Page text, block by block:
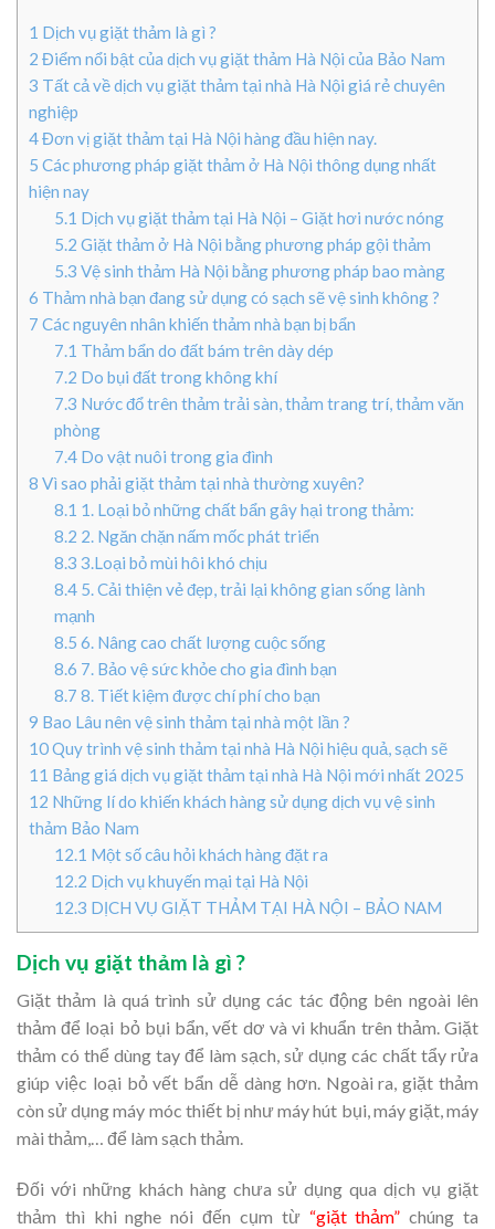
1 Dịch vụ giặt thảm là gì ?
2 Điểm nổi bật của dịch vụ giặt thảm Hà Nội của Bảo Nam
3 Tất cả về dịch vụ giặt thảm tại nhà Hà Nội giá rẻ chuyên
nghiệp
4Đơn vị giặt thảm tại Hà Nội hàng đầu hiện nay.
5 Các phương pháp giặt thảm ở Hà Nội thông dụng nhất
hiện nay
5.1 Dịch vụ giặt thảm tại Hà Nội – Giặt hơi nước nóng
5.2 Giặt thảm ở Hà Nội bằng phương pháp gội thảm
5.3 Vệ sinh thảm Hà Nội bằng phương pháp bao màng
6 Thảm nhà bạn đang sử dụng có sạch sẽ vệ sinh không ?
7 Các nguyên nhân khiến thảm nhà bạn bị bẩn
7.1 Thảm bẩn do đất bám trên dày dép
7.2 Do bụi đất trong không khí
7.3 Nước đổ trên thảm trải sàn, thảm trang trí, thảm văn
phòng
7.4Do vật nuôi trong gia đình
8 Vì sao phải giặt thảm tại nhà thường xuyên?
8.1 1. Loại bỏ những chất bẩn gây hại trong thảm:
8.2 2. Ngăn chặn nấm mốc phát triển
8.3 3.Loại bỏ mùi hôi khó chịu
8.45. Cải thiện vẻ đẹp, trải lại không gian sống lành
mạnh
8.5 6. Nâng cao chất lượng cuộc sống
8.6 7. Bảo vệ sức khỏe cho gia đình bạn
8.7 8. Tiết kiệm được chí phí cho bạn
9 Bao Lâu nên vệ sinh thảm tại nhà một lần ?
10Quy trình vệ sinh thảm tại nhà Hà Nội hiệu quả, sạch sẽ
11 Bảng giá dịch vụ giặt thảm tại nhà Hà Nội mới nhất 2025
12 Những lí do khiến khách hàng sử dụng dịch vụ vệ sinh
thảm Bảo Nam
12.1 Một số câu hỏi khách hàng đặt ra
12.2 Dịch vụ khuyến mại tại Hà Nội
12.3 DỊCH VỤ GIẶT THẢM TẠI HÀ NỘI – BẢO NAM
Dịch vụ giặt thảm là gì ?
Giặt thảm là quá trình sử dụng các tác động bên ngoài lên
thảm để loại bỏ bụi bẩn, vết dơ và vi khuẩn trên thảm. Giặt
thảm có thể dùng tay để làm sạch, sử dụng các chất tẩy rửa
giúp việc loại bỏ vết bẩn dễ dàng hơn. Ngoài ra, giặt thảm
còn sử dụng máy móc thiết bị như máy hút bụi, máy giặt, máy
mài thảm,… để làm sạch thảm.
Đối với những khách hàng chưa sử dụng qua dịch vụ giặt
thảm thì khi nghe nói đến cụm từ “giặt thảm” chúng ta